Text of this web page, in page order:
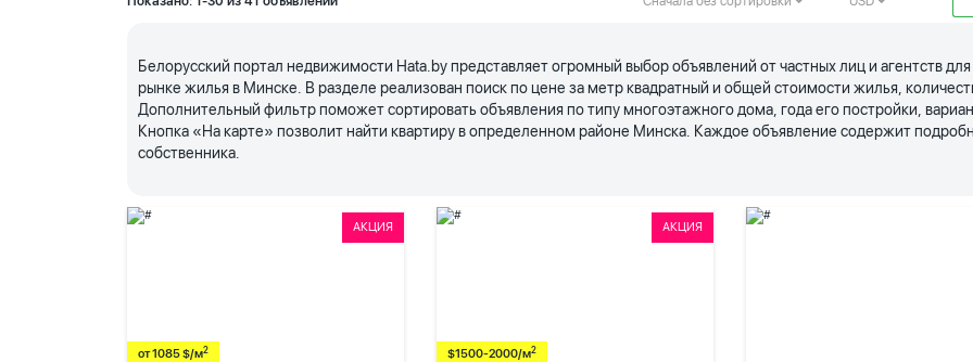
Белорусский портал недвижимости Hata.by представляет огромный выбор объявлений от частных лиц и агентств
рынке жилья в Минске. В разделе реализован поиск по цене за метр квадратный и общей стоимости жилья,
Дополнительный фильтр поможет сортировать объявления по типу многоэтажного дома, года его постройки,
Кнопка «На карте» позволит найти квартиру в определенном районе Минска. Каждое объявление содержит
собственника.
АКЦИЯ
от 1085 $/м2
АКЦИЯ
$1500-2000/м2